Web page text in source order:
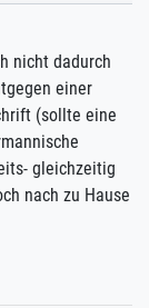
Hause